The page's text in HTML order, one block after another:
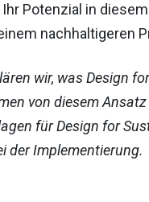
Potenzial in
nachhaltigeren
wir, was Design
von diesem
für Design for
der Implementierung.